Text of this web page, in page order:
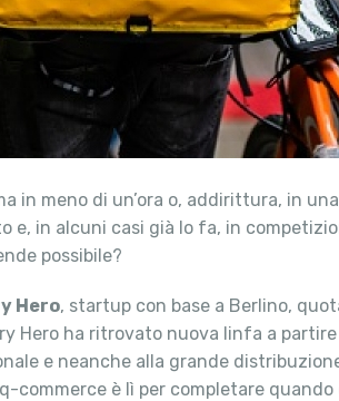
in meno di un’ora o, addirittura, in
in alcuni casi già lo fa, in
possibile?
Hero, startup con base a Berlino,
Hero ha ritrovato nuova linfa a
e neanche alla grande
è lì per completare